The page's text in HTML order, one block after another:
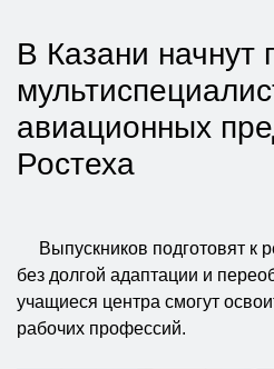
В Казани начнут
авиационных
Ростеха
Выпускников подготовят к
без долгой адаптации и
учащиеся центра смогут
рабочих профессий.